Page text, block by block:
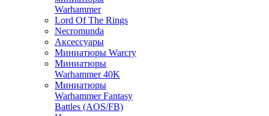
Warhammer
Lord Of The Rings
Necromunda
Аксессуары
Миниатюры Warcry
Миниатюры
Warhammer 40K
Миниатюры
Warhammer Fantasy
Battles (AOS/FB)